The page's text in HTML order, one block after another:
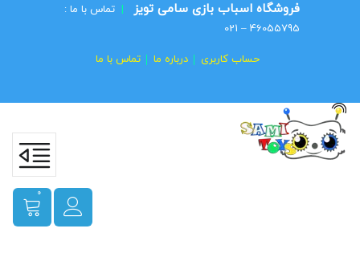
فروشگاه اسباب بازی سامی تویز | تماس با ما :
46055795 – 021
حساب کاربری درباره ما تماس با ما
0